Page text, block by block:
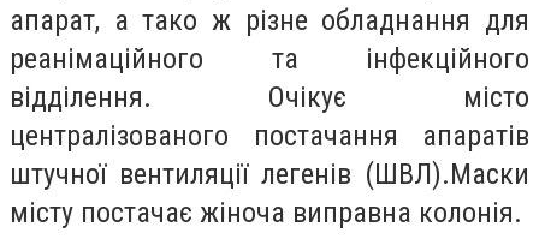
апарат, а тако ж різне обладнання для
реанімаційного та інфекційного
відділення. Очікує місто
централізованого постачання апаратів
штучної вентиляції легенів (ШВЛ).Маски
місту постачає жіноча виправна колонія.